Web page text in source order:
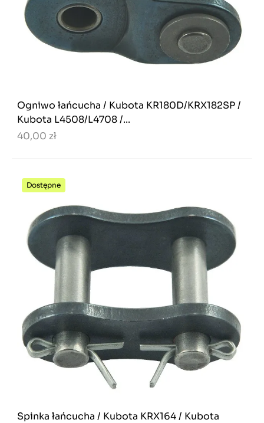
Ogniwo łańcucha / Kubota KR180D/KRX182SP /
Kubota L4508/L4708 /...
40,00 zł
Dostępne
Spinka łańcucha / Kubota KRX164 / Kubota